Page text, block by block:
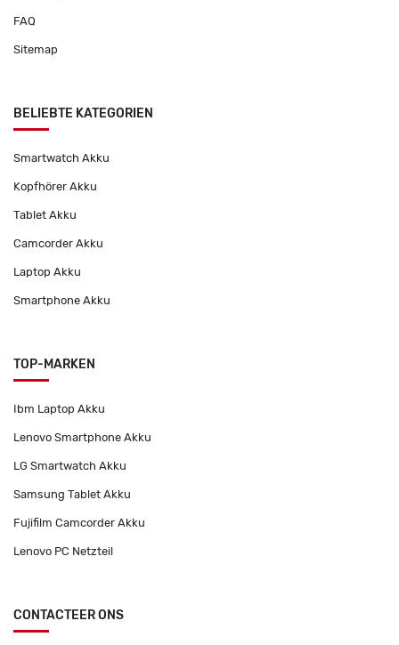
FAQ
Sitemap
BELIEBTE KATEGORIEN
Smartwatch Akku
Kopfhörer Akku
Tablet Akku
Camcorder Akku
Laptop Akku
Smartphone Akku
TOP-MARKEN
Ibm Laptop Akku
Lenovo Smartphone Akku
LG Smartwatch Akku
Samsung Tablet Akku
Fujifilm Camcorder Akku
Lenovo PC Netzteil
CONTACTEER ONS